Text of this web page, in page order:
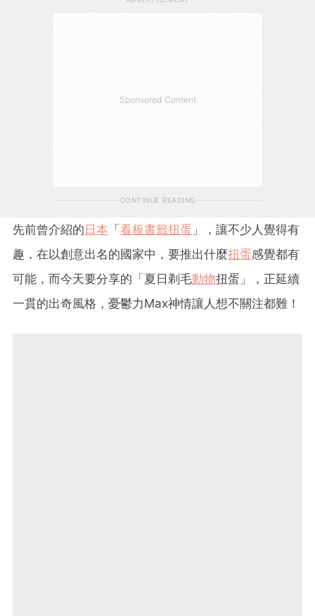
Sponsored Content
CONTINUE READING
先前曾介紹的日本 「看板書籤扭蛋 」，讓不少人覺得有
趣，在以創意出名的國家中，要推出什麼扭蛋感覺都有
可能，而今天要分享的「夏日剃毛動物扭蛋」，正延續
一貫的出奇風格，憂鬱力Max神情讓人想不關注都難！